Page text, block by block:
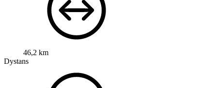
46,2 km
Dystans